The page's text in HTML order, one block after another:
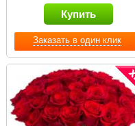
Заказать в один клик
Купить